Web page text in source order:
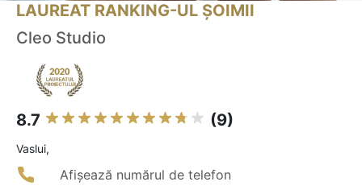
LAUREAT RANKING-UL ȘOIMII
Cleo Studio
8.7 (9)
Vaslui,
Afișează numărul de telefon